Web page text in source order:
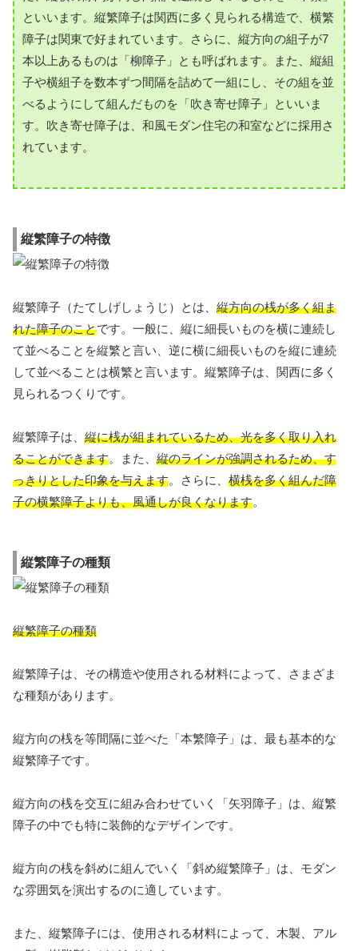
といいます。縦繁障子は関西に多く見られる構造で、横繁
障子は関東で好まれています。さらに、縦方向の組子が7
本以上あるものは「柳障子」とも呼ばれます。また、縦組
子や横組子を数本ずつ間隔を詰めて一組にし、その組を並
べるようにして組んだものを「吹き寄せ障子」といいま
す。吹き寄せ障子は、和風モダン住宅の和室などに採用さ
れています。
縦繁障子の特徴
縦繁障子（たてしげしょうじ）とは、 縦方向の桟が多く組ま
れた障子のことです。一般に、縦に細長いものを横に連続し
て並べることを縦繁と言い、逆に横に細長いものを縦に連続
して並べることは横繁と言います。縦繁障子は、関西に多く
見られるつくりです。
縦繁障子は、 縦に桟が組まれているため、光を多く取り入れ
ることができます。また、 縦のラインが強調されるため、す
っきりとした印象を与えます。さらに、 横桟を多く組んだ障
子の横繁障子よりも、風通しが良くなります。
縦繁障子の種類
縦繁障子の種類
縦繁障子は、その構造や使用される材料によって、さまざま
な種類があります。
縦方向の桟を等間隔に並べた「本繁障子」は、最も基本的な
縦繁障子です。
縦方向の桟を交互に組み合わせていく「矢羽障子」は、縦繁
障子の中でも特に装飾的なデザインです。
縦方向の桟を斜めに組んでいく「斜め縦繁障子」は、モダン
な雰囲気を演出するのに適しています。
また、縦繁障子には、使用される材料によって、木製、アル